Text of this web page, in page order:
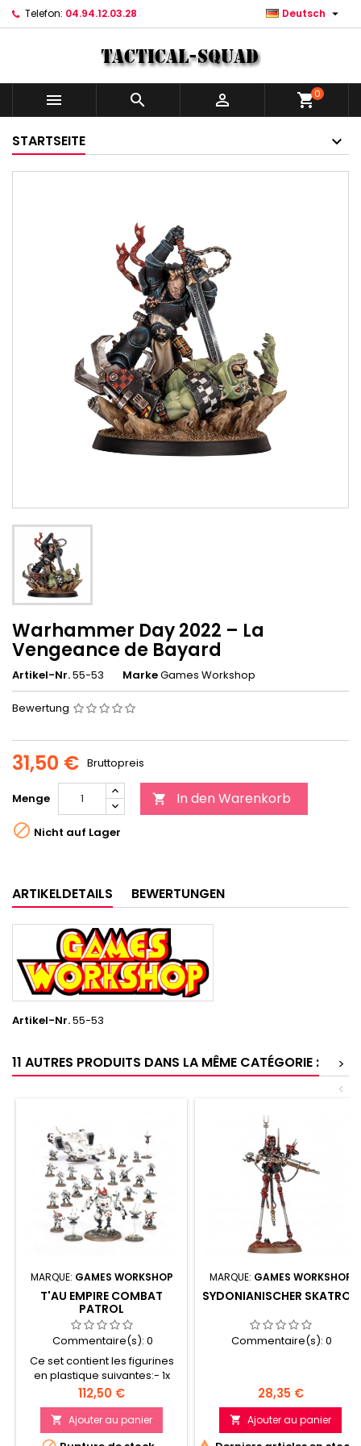
Telefon: 04.94.12.03.28 Deutsch 
   shopping_cart0
STARTSEITE
Warhammer Day 2022 – La
Vengeance de Bayard
Artikel-Nr.55-53 MarkeGames Workshop
Bewertung
31,50 € Bruttopreis
Menge  In den Warenkorb
 Nicht auf Lager
ARTIKELDETAILS BEWERTUNGEN
Artikel-Nr.55-53
11 AUTRES PRODUITS DANS LA MÊME CATÉGORIE :
>
<
MARQUE: GAMES WORKSHOP
T'AU EMPIRE COMBAT
PATROL
Commentaire(s): 0
Ce set contient les figurines
en plastique suivantes:- 1x
Commandant en Exo-armure
Enforcer (peut autrement
être assemblé comme 1x
Commandant en Exo-armure
Prix
112,50 €
 Ajouter au panier
MARQUE: GAMES WORKSHOP
SYDONIANISCHER SKATROS
Commentaire(s): 0
Prix
28,35 €
 Ajouter au panier